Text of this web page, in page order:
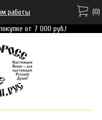
от 7 000 руб.!
работы (0)